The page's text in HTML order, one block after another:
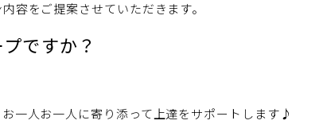
容をご提案させていただきます。
ですか？
一人お一人に寄り添って上達をサポートします♪